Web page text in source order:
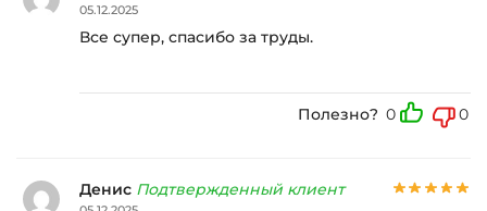
05.12.2025
Все супер, спасибо за труды.
Полезно? 0 0
Денис Подтвержденный клиент